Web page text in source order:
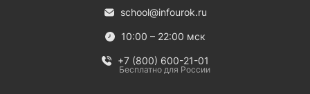
school@infourok.ru
10:00 – 22:00 мск
+7 (800) 600-21-01
Бесплатно для России